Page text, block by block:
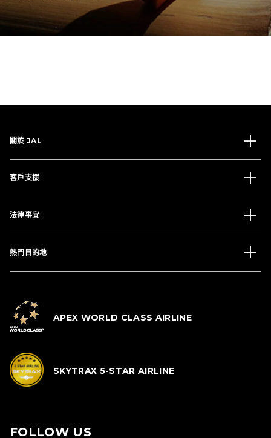
關於 JAL
客戶支援
法律事宜
熱門目的地
APEX WORLD CLASS AIRLINE
SKYTRAX 5-STAR AIRLINE
FOLLOW US